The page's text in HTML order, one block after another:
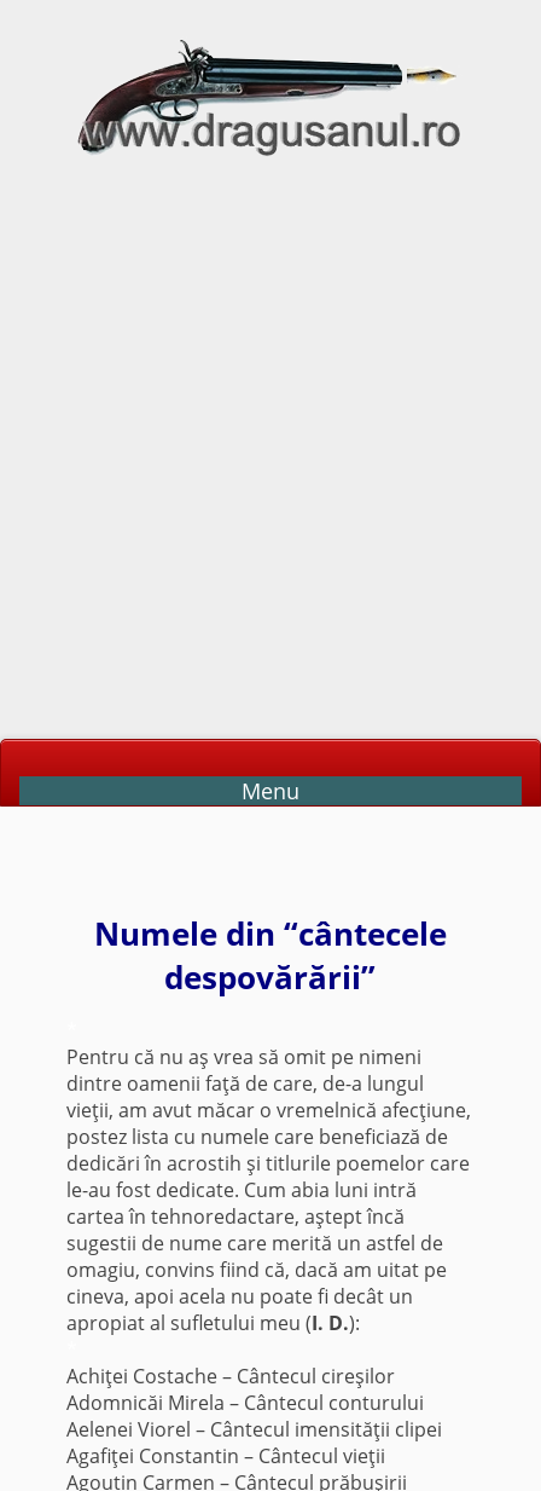
Menu
Numele din “cântecele
despovărării”
Pentru că nu aş vrea să omit pe nimeni
dintre oamenii faţă de care, de-a lungul
vieţii, am avut măcar o vremelnică afecţiune,
postez lista cu numele care beneficiază de
dedicări în acrostih şi titlurile poemelor care
le-au fost dedicate. Cum abia luni intră
cartea în tehnoredactare, aştept încă
sugestii de nume care merită un astfel de
omagiu, convins fiind că, dacă am uitat pe
cineva, apoi acela nu poate fi decât un
apropiat al sufletului meu (I. D.):
Achiţei Costache – Cântecul cireşilor
Adomnicăi Mirela – Cântecul conturului
Aelenei Viorel – Cântecul imensităţii clipei
Agafiţei Constantin – Cântecul vieţii
Agoutin Carmen – Cântecul prăbuşirii